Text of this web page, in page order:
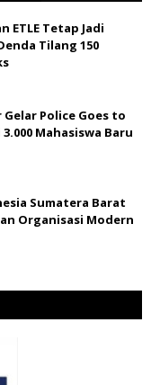
ETLE Tetap Jadi
Tilang 150
Police Goes to
Mahasiswa Baru
Sumatera Barat
Organisasi Modern